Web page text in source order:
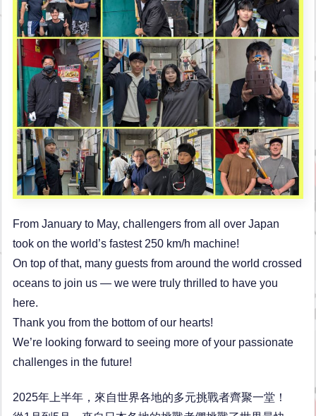
From January to May, challengers from all over Japan
took on the world’s fastest 250 km/h machine!
On top of that, many guests from around the world crossed
oceans to join us — we were truly thrilled to have you
here.
Thank you from the bottom of our hearts!
We’re looking forward to seeing more of your passionate
challenges in the future!
2025年上半年，來自世界各地的多元挑戰者齊聚一堂！